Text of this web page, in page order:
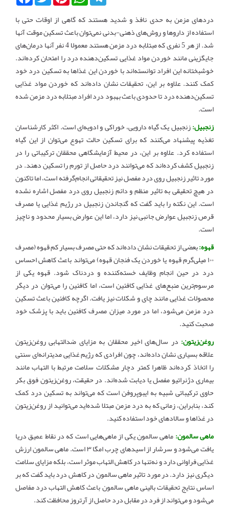
دردهای مزمن به حدی نافذ و شدید هستند که گاهی از اوقات حتی با
استفاده از داروها و روش‌های ذهنی-بدنی نمی‌توان باعث تسکین موقت آنها
شد. از هر 5 ‌نفری که مبتلابه درد مزمن هستند معمولا 4 نفر آنها درمان‌های
جایگزینی مانند خوردن مواد غذایی تسکین‌دهنده درد را امتحان کرده‌اند.
خوشبختانه این افراد توانسته‌اند با خوردن این غذاها به تسکین درد خود
کمک کنند. علاوه بر این، تحقیقات نشان داده‌اند که خوردن مواد غذایی
تسکین‌دهنده درد تا حدودی باعث بهبود درد افراد مبتلابه درد مزمن شده
است.
زنجبیل:زنجبیل یک گیاه دارویی، خوراکی و ادویه‌ای است. اکثر کارشناسان
تغذیه پیشنهاد می‌کنند که برای تسکین حالت تهوع می‌توان از این گیاه
استفاده کرد. علاوه بر این، در محیط آزمایشگاهی محققان ترکیباتی را در
زنجبیل کشف کرده‌اند که می‌توانند درد حاصل از تورم را تسکین دهند. در
مورد تاثیر زنجبیل روی درد مفصل نیز تحقیقاتی انجام‌گرفته است، اما تاکنون
در هیچ تحقیقی به تاثیر منظم و دائم زنجبیل روی درد مفصل اشاره نشده
است. این نکته را باید گفت که گنجاندن زنجبیل در رژیم غذایی یا مصرف
قرص زنجبیل عوارض جانبی نیز دارد، اما این عوارض بسیار محدود و ناچیز
است.
قهوه:بعضی از تحقیقات نشان داده‌اند که حتی مصرف بسیار کم قهوه (مصرف
۱۰۰ میلی‌گرم قهوه یا خوردن یک فنجان قهوه) می‌تواند باعث کاهش احساس
درد در حین انجام وظایف خسته‌کننده و دردناک شود. قهوه یکی از
مرسوم‌ترین منبع‌های غذایی کافئین است، اما کافئین را می‌توان در دیگر
محصولات غذایی مانند چای و شکلات نیز یافت. اگرچه کافئین باعث تسکین
درد مزمن می‌شود، اما در مورد میزان مصرف کافئین باید با پزشک خود
صحبت کنید.
روغن‌زیتون: در سال‌های اخیر محققان به مزایای ضدالتهابی روغن‌زیتون
علاقه بسیاری نشان داده‌اند، چون افرادی که رژیم غذایی مدیترانه‌ای سنتی
را اتخاذ کرده‌اند ظاهرا کمتر دچار مشکلات سلامت مرتبط با التهاب مانند
بیماری دژنراتیو مفصل یا دیابت شده‌اند. در حقیقت، روغن‌زیتون فوق بکر
حاوی ترکیباتی شبیه به ایبوپروفن است که می‌تواند به تسکین درد کمک
کند، بنابراین، زمانی که به درد مزمن مبتلا شده‌اید می‌توانید از روغن‌زیتون
در غذاها و سالادهای خود استفاده کنید.
ماهی سالمون:ماهی سالمون یکی از ماهی‌هایی است که در نقاط عمیق دریا
یافت می‌شود و سرشار از اسیدهای چرب امگا ۳ است. ماهی سالمون ارزش
غذایی فراوانی دارد و نه‌تنها در کاهش التهاب موثر است، بلکه مزایای سلامت
دیگری نیز دارد. در مورد تاثیر ماهی سالمون در کاهش درد باید گفت که بر
اساس نتایج تحقیقات بالینی ماهی سالمون باعث کاهش التهاب درد مفاصل
می‌شود و می‌تواند از فرد در مقابل درد حاصل از آرتروز محافظت کند.